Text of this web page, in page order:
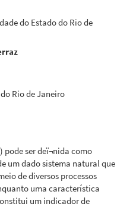
do Estado do Rio de
Rio de Janeiro
pode ser deï¬nida como
um dado sistema natural que
de diversos processos
uma característica
um indicador de